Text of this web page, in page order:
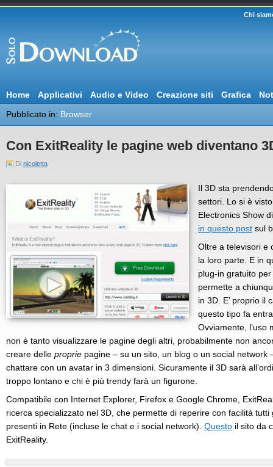
Chi
Home Applicativi Audio e Video Creazione siti Grafica
Pubblicato in: Browser
Con ExitReality le pagine web diventano
Di nicoletta
Il 3D sta
settori. Lo si è
Electronics Show
in questo post sul
Oltre a televisori e
la loro parte. E in
plug-in gratuito
permette a
in 3D. E’ proprio il
questo tipo fa
Ovviamente, l’uso
non è tanto visualizzare le pagine degli altri, probabilmente non
creare delle proprie pagine – su un sito, un blog o un social network
chattare con un avatar in 3 dimensioni. Sicuramente il 3D sarà
troppo lontano e chi è più trendy farà un figurone.
Compatibile con Internet Explorer, Firefox e Google Chrome,
ricerca specializzato nel 3D, che permette di reperire con facilità
presenti in Rete (incluse le chat e i social network). Questo il sito da
ExitReality.